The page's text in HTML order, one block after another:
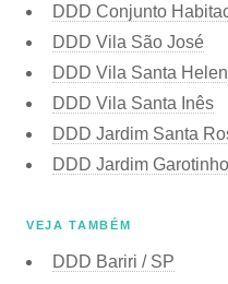
DDD Conjunto
DDD Vila São José
DDD Vila Santa
DDD Vila Santa Inês
DDD Jardim Santa
DDD Jardim Garotinho
VEJA TAMBÉM
DDD Bariri / SP